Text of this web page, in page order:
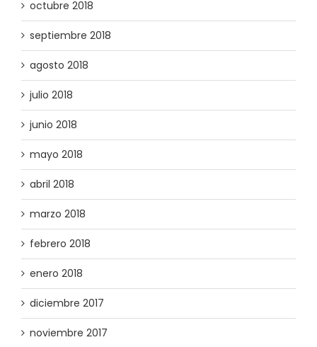
octubre 2018
septiembre 2018
agosto 2018
julio 2018
junio 2018
mayo 2018
abril 2018
marzo 2018
febrero 2018
enero 2018
diciembre 2017
noviembre 2017